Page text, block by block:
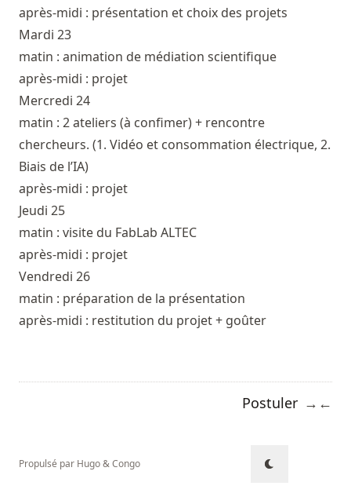
après-midi : présentation et choix des projets
Mardi 23
matin : animation de médiation scientifique
après-midi : projet
Mercredi 24
matin : 2 ateliers (à confimer) + rencontre
chercheurs. (1. Vidéo et consommation électrique, 2.
Biais de l’IA)
après-midi : projet
Jeudi 25
matin : visite du FabLab ALTEC
après-midi : projet
Vendredi 26
matin : préparation de la présentation
après-midi : restitution du projet + goûter
Postuler → ←
Propulsé par Hugo&Congo